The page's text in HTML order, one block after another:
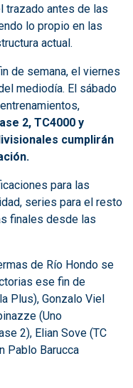
trazado antes de las
lo propio en las
actual.
de semana, el viernes
mediodía. El sábado
2, TC4000 y
cumplirán
para las
series para el resto
finales desde las
de Río Hondo se
ese fin de
Plus), Gonzalo Viel
(Uno
2), Elian Sove (TC
Pablo Barucca